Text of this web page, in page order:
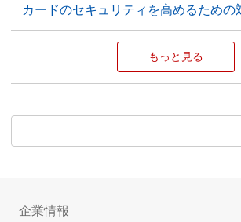
カードのセキュリティを高めるための
もっと見る
企業情報